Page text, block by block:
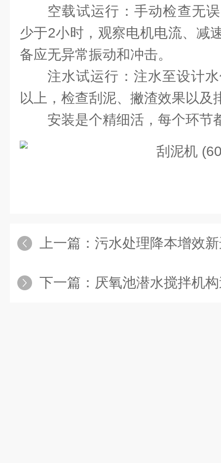
空载试运行：手动检查无
少于2小时，观察电机电流、减
备应无异常振动和冲击。
注水试运行：注水至设计
以上，检查刮泥、撇渣效果以及
安装是个精细活，每个环节
上一篇： 污水处理降本增效
下一篇： 厌氧池潜水搅拌机